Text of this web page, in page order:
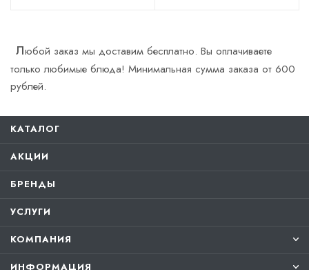
Любой заказ мы доставим бесплатно. Вы оплачиваете
только любимые блюда! Минимальная сумма заказа от 600
рублей.
КАТАЛОГ
АКЦИИ
БРЕНДЫ
УСЛУГИ
КОМПАНИЯ
ИНФОРМАЦИЯ